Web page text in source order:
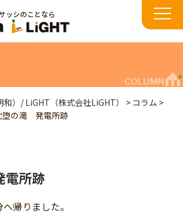
ッシのことなら
COLUMN
）/ LiGHT（株式会社LiGHT） > コラム >
堕の滝 発電所跡
所跡
帰りました。